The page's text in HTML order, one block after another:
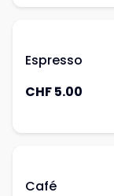
Espresso
CHF 5.00
Café